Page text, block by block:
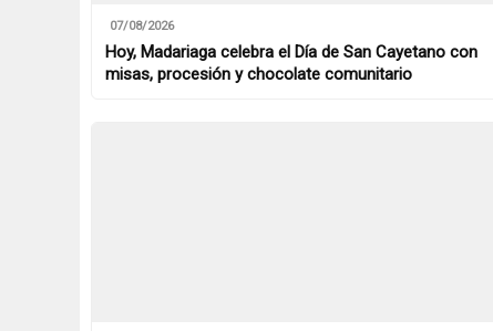
07/08/2026
Hoy, Madariaga celebra el Día de San Cayetano con
misas, procesión y chocolate comunitario